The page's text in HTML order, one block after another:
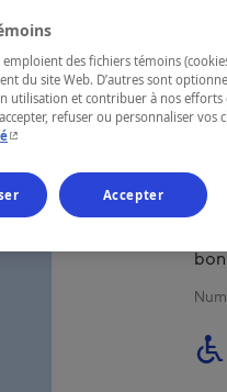
des fichiers témoins
du site Web. D’autres sont
utilisation et contribuer à nos
refuser ou personnaliser vos
- Cet hyperlien s'ouvrira dans une
Accepter